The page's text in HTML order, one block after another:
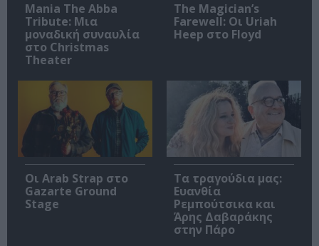
Mania The Abba
Tribute: Μια
μοναδική συναυλία
στο Christmas
Theater
The Magician’s
Farewell: Οι Uriah
Heep στο Floyd
Οι Arab Strap στο
Gazarte Ground
Stage
Τα τραγούδια μας:
Ευανθία
Ρεμπούτσικα και
Άρης Δαβαράκης
στην Πάρο